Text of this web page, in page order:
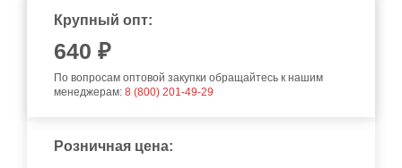
Крупный опт:
640 ₽
По вопросам оптовой закупки обращайтесь к нашим
менеджерам: 8 (800) 201-49-29
Розничная цена: